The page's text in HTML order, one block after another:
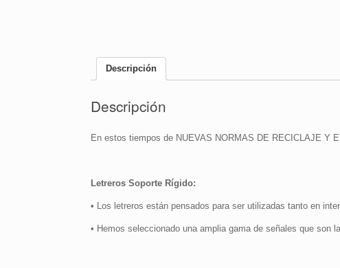
Descripción
Descripción
En estos tiempos de NUEVAS NORMAS DE RECICLAJE Y
Letreros Soporte Rígido:
• Los letreros están pensados para ser utilizadas tanto en
• Hemos seleccionado una amplia gama de señales que son